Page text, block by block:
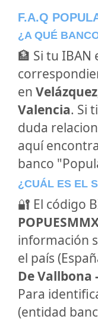
F.A.Q
¿A QUÉ
🏦 Si tu IBAN
en
Valencia. Si
duda
aquí
banco
¿CUÁL ES EL
🔐 El código
información
el país
De Vallbona
Para
(entidad